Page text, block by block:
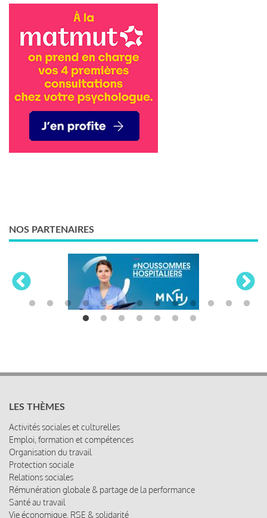
NOS PARTENAIRES
LES THÈMES
Activités sociales et culturelles
Emploi, formation et compétences
Organisation du travail
Protection sociale
Relations sociales
Rémunération globale & partage de la performance
Santé au travail
Vie économique, RSE & solidarité